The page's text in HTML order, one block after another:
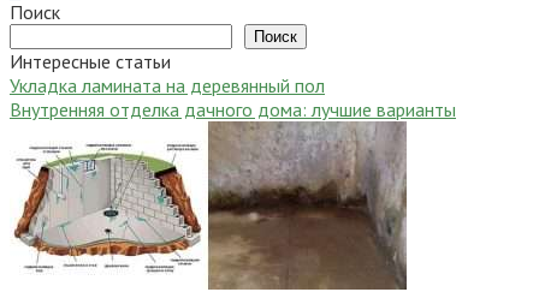
записей
Поиск
Поиск
Интересные статьи
Укладка ламината на деревянный пол
Внутренняя отделка дачного дома: лучшие варианты